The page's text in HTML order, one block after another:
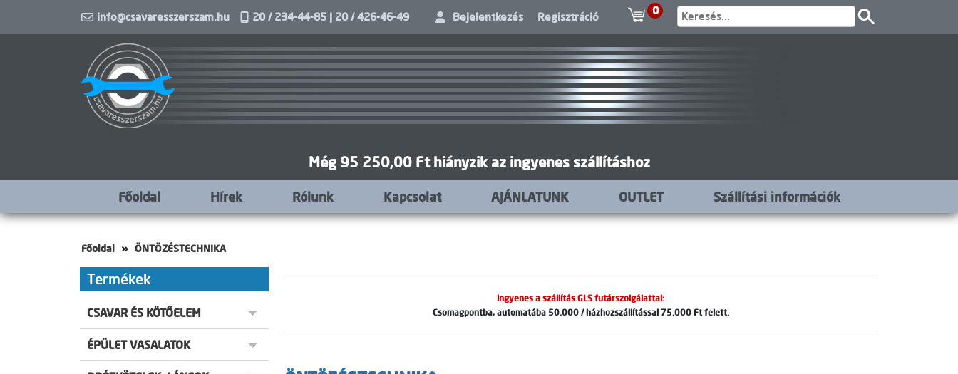
info@csavaresszerszam.hu 20 / 234-44-85 | 20 / 426-46-49 Bejelentkezés Regisztráció 0
Még 95 250,00 Ft hiányzik az ingyenes szállításhoz
Főoldal Hírek Rólunk Kapcsolat AJÁNLATUNK OUTLET Szállítási információk
Főoldal ÖNTÖZÉSTECHNIKA
Termékek
CSAVAR ÉS KÖTŐELEM
ÉPÜLET VASALATOK
Ingyenes a szállítás GLS futárszolgálattal:
Csomagpontba, automatába 50.000 / házhozszállítással 75.000 Ft felett.